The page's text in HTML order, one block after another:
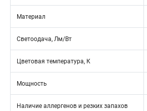
Материал
Светоодача, Лм/Вт
Цветовая температура, К
Мощность
Наличие аллергенов и резких запахов